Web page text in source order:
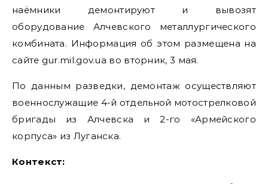
наёмники демонтируют и вывозят
оборудование Алчевского металлургического
комбината. Информация об этом размещена на
сайте gur.mil.gov.ua во вторник, 3 мая.
По данным разведки, демонтаж осуществляют
военнослужащие 4-й отдельной мотострелковой
бригады из Алчевска и 2-го «Армейского
корпуса» из Луганска.
Контекст: